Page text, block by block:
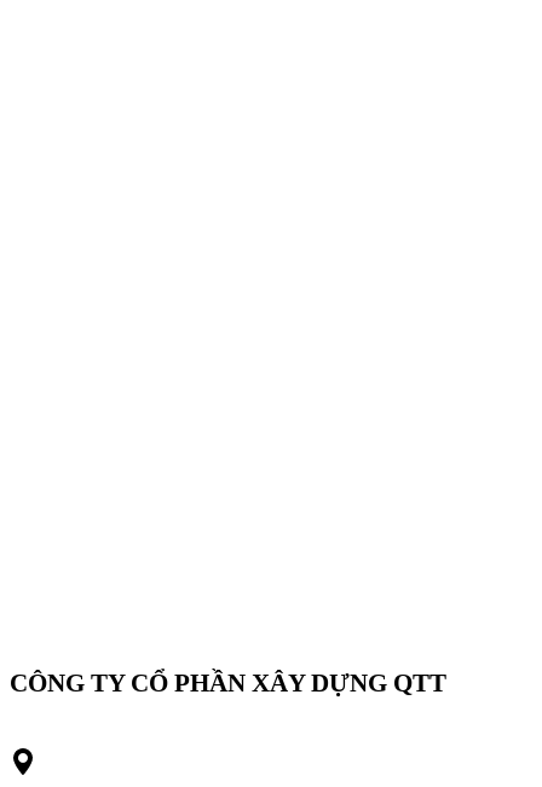
CÔNG TY CỔ PHẦN XÂY DỰNG QTT